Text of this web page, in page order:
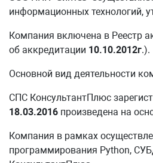
информационных технологий,
Компания включена в Реестр
об аккредитации 10.10.2012г.).
Основной вид деятельности
СПС КонсультантПлюс
18.03.2016 произведена на
Компания в рамках
программирования Python,